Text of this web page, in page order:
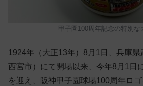
甲子園100周年記念の特別な
1924年（大正13年）8月1日、兵庫県
西宮市）にて開場以来、今年8月1日
を迎え、阪神甲子園球場100周年ロ